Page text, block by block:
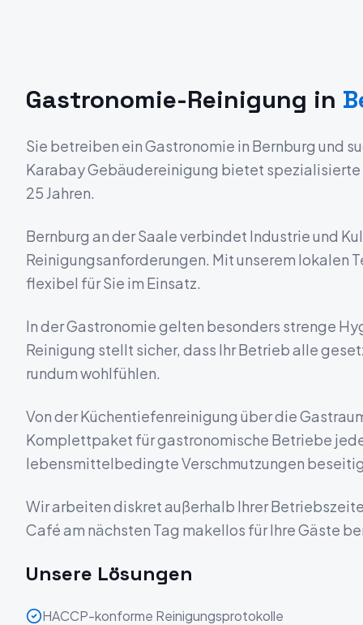
Gastronomie-Reinigung in
Sie betreiben einGastronomie in Bernburg und
Karabay Gebäudereinigung bietet spezialisierte
25 Jahren.
Bernburg an der Saale verbindet Industrie und
Reinigungsanforderungen. Mit unserem lokalen
flexibel für Sie im Einsatz.
In der Gastronomie gelten besonders strenge
Reinigung stellt sicher, dass Ihr Betrieb alle
rundum wohlfühlen.
Von der Küchentiefenreinigung über die
Komplettpaket für gastronomische Betriebe
lebensmittelbedingte Verschmutzungen
Wir arbeiten diskret außerhalb Ihrer
Café am nächsten Tag makellos für Ihre Gäste
Unsere Lösungen
HACCP-konforme Reinigungsprotokolle